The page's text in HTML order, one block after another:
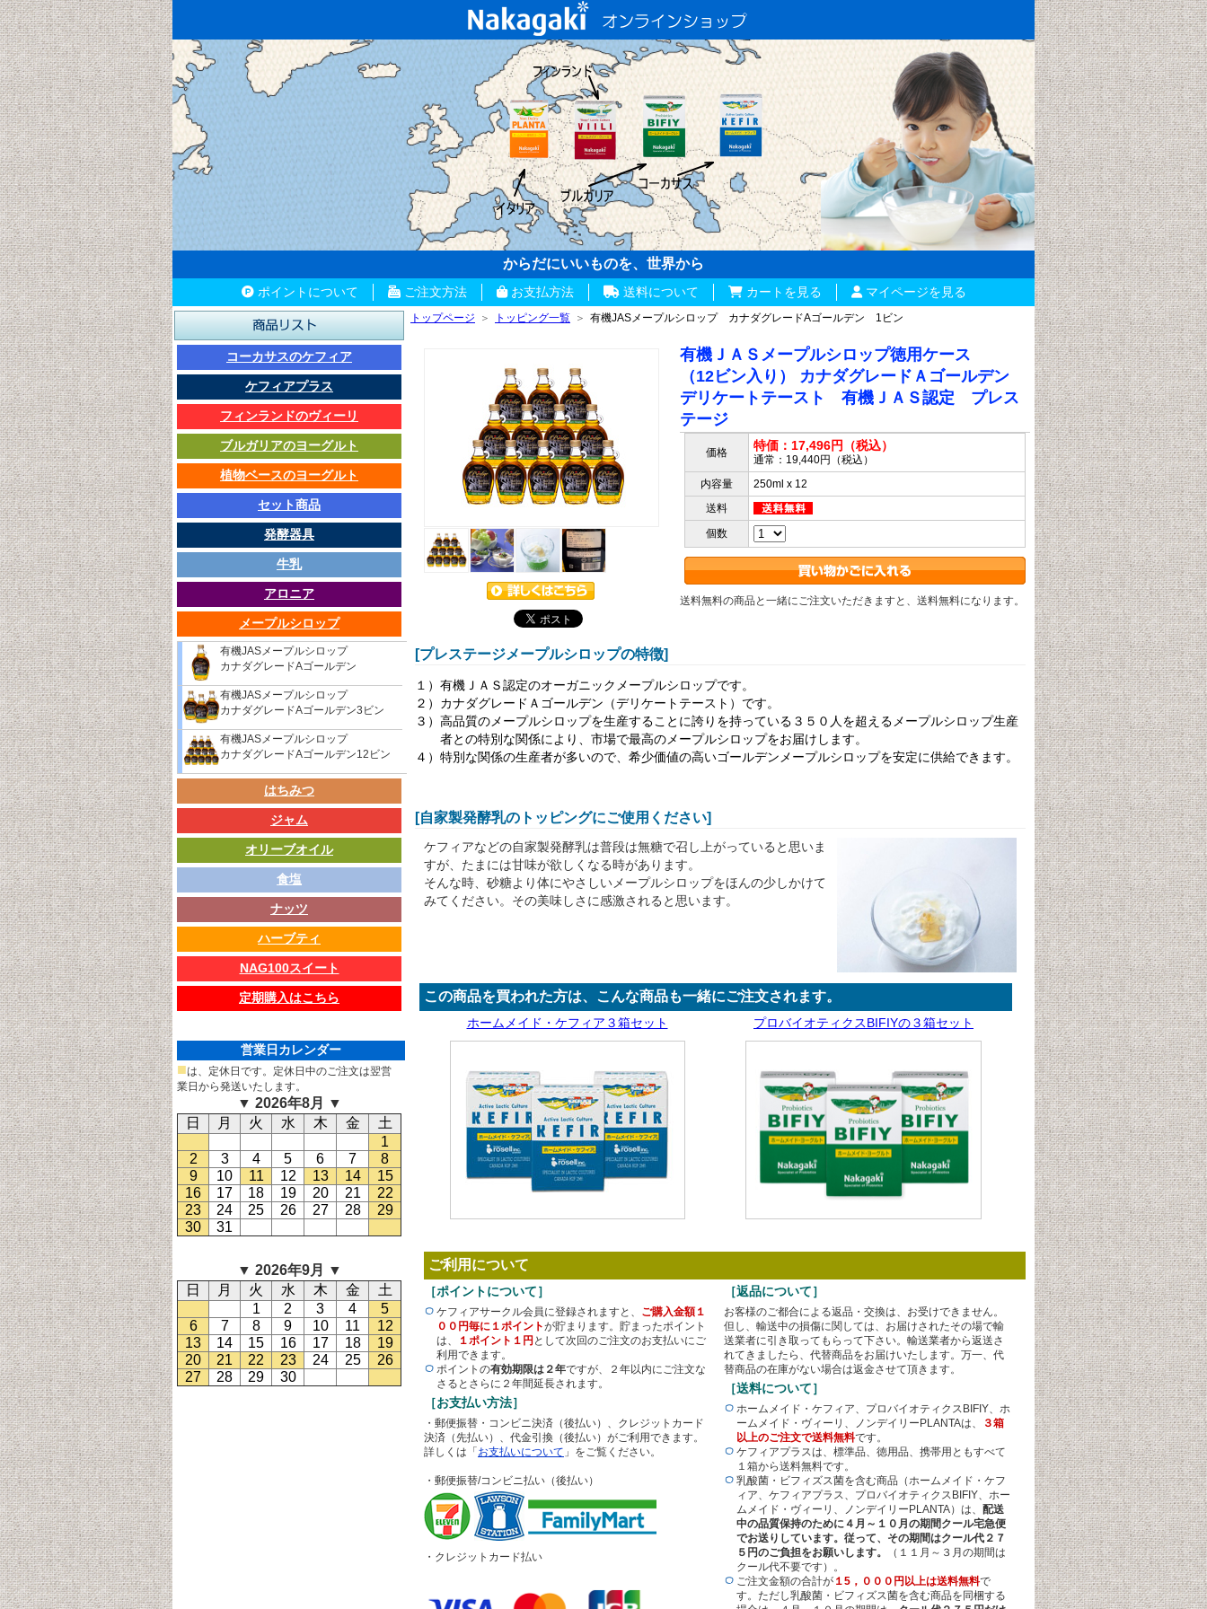
からだにいいものを、世界から
ポイントについて ご注文方法 お支払方法 送料について カートを見る マイページを見る
コーカサスのケフィア
ケフィアプラス
フィンランドのヴィーリ
ブルガリアのヨーグルト
植物ベースのヨーグルト
セット商品
発酵器具
牛乳
アロニア
メープルシロップ
有機JASメープルシロップ
カナダグレードAゴールデン
有機JASメープルシロップ
カナダグレードAゴールデン3ビン
有機JASメープルシロップ
カナダグレードAゴールデン12ビン
はちみつ
ジャム
オリーブオイル
食塩
ナッツ
ハーブティ
NAG100スイート
定期購入はこちら
営業日カレンダー
■は、定休日です。定休日中のご注文は翌営
業日から発送いたします。
▼ 2026年8月 ▼
日
月 火 水 木 金
土
1
2
3 4 5 6 7
8
9
10 11 12 13 14
15
16
17 18 19 20 21
22
23
24 25 26 27 28
29
30
31
▼ 2026年9月 ▼
日
月 火 水 木 金
土
1
2 3 4
5
6
7 8 9 10 11
12
13
14 15 16 17 18
19
20
21 22 23 24 25
26
27
28 29 30
トップページ ＞ トッピング一覧 ＞ 有機JASメープルシロップ カナダグレードAゴールデン 1ビン
有機ＪＡＳメープルシロップ徳用ケース
（12ビン入り） カナダグレードＡゴールデン
デリケートテースト 有機ＪＡＳ認定 プレス
テージ
価格 特価：17,496円（税込）
通常：19,440円（税込）
内容量
250ml x 12
送料
個数
送料無料の商品と一緒にご注文いただきますと、送料無料になります。
[プレステージメープルシロップの特徴]
１） 有機ＪＡＳ認定のオーガニックメープルシロップです。
２） カナダグレードＡゴールデン（デリケートテースト）です。
３） 高品質のメープルシロップを生産することに誇りを持っている３５０人を超えるメープルシロップ生産
者との特別な関係により、市場で最高のメープルシロップをお届けします。
４） 特別な関係の生産者が多いので、希少価値の高いゴールデンメープルシロップを安定に供給できます。
[自家製発酵乳のトッピングにご使用ください]
ケフィアなどの自家製発酵乳は普段は無糖で召し上がっていると思いま
すが、たまには甘味が欲しくなる時があります。
そんな時、砂糖より体にやさしいメープルシロップをほんの少しかけて
みてください。その美味しさに感激されると思います。
この商品を買われた方は、こんな商品も一緒にご注文されます。
ホームメイド・ケフィア３箱セット プロバイオティクスBIFIYの３箱セット
ご利用について
［ポイントについて］
ケフィアサークル会員に登録されますと、 ご購入金額１
００円毎に１ポイントが貯まります。貯まったポイント
は、
１ポイント１円 として次回のご注文のお支払いにご
利用できます。
ポイントの有効期限は２年ですが、２年以内にご注文な
さるとさらに２年間延長されます。
［お支払い方法］
・郵便振替・コンビニ決済（後払い）、クレジットカード
決済（先払い）、代金引換（後払い）がご利用できます。
詳しくは「 お支払いについて 」をご覧ください。
・郵便振替/コンビニ払い（後払い）
・クレジットカード払い
［返品について］
お客様のご都合による返品・交換は、お受けできません。
但し、輸送中の損傷に関しては、お届けされたその場で輸
送業者に引き取ってもらって下さい。輸送業者から返送さ
れてきましたら、代替商品をお届けいたします。万一、代
替商品の在庫がない場合は返金させて頂きます。
［送料について］
ホームメイド・ケフィア、プロバイオティクスBIFIY、ホ
ームメイド・ヴィーリ、ノンデイリーPLANTAは、
３箱
以上のご注文で送料無料です。
ケフィアプラスは、標準品、徳用品、携帯用ともすべて
１箱から送料無料です。
乳酸菌・ビフィズス菌を含む商品（ホームメイド・ケフ
ィア、ケフィアプラス、プロバイオティクスBIFIY、ホー
ムメイド・ヴィーリ、ノンデイリーPLANTA）は、 配送
中の品質保持のために４月～１０月の期間クール宅急便
でお送りしています。従って、その期間はクール代２７
５円のご負担をお願いします。
（１１月～３月の期間は
クール代不要です）。
ご注文金額の合計が １5，０００円以上は送料無料で
す。ただし乳酸菌・ビフィズス菌を含む商品を同梱する